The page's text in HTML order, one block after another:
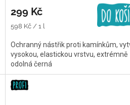
299 Kč
Měrná
598 Kč / 1 l
Ochranný nástřik proti kamínkům,
vysokou, elastickou vrstvu, extrémně
odolná černá